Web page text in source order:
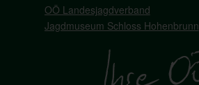
OÖ Landesjagdverband
Jagdmuseum Schloss Hohenbrunn